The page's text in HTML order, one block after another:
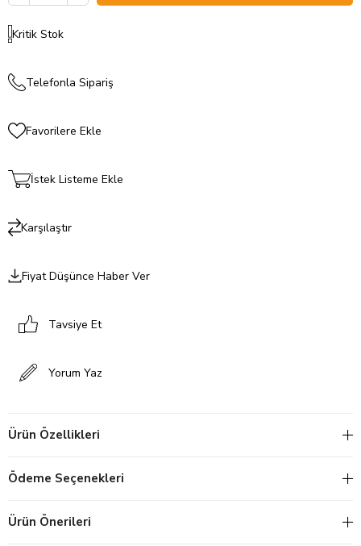
Kritik Stok
Telefonla Sipariş
Favorilere Ekle
İstek Listeme Ekle
Karşılaştır
Fiyat Düşünce Haber Ver
Tavsiye Et
Yorum Yaz
Ürün Özellikleri
Ödeme Seçenekleri
Ürün Önerileri